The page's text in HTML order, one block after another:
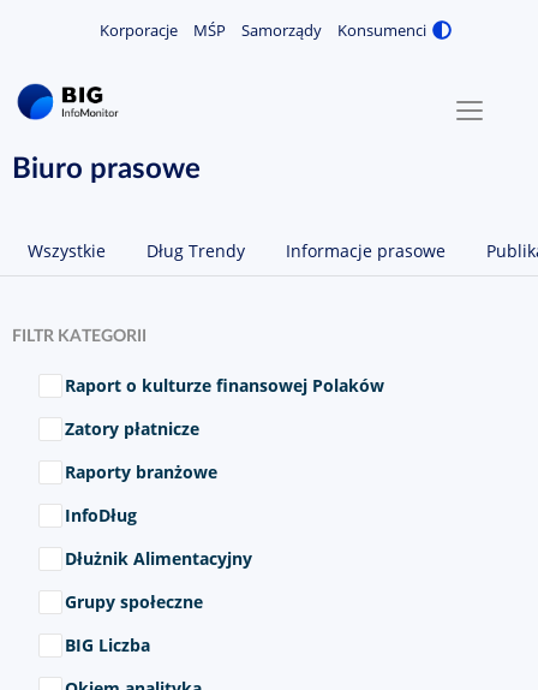
Korporacje MŚP Samorządy Konsumenci
MENU
O NAS
KONTAKT
Biuro prasowe
Wszystkie Dług Trendy Informacje prasowe
FILTR KATEGORII
Wybierz kategorie
Raport o kulturze finansowej Polaków
Zatory płatnicze
Raporty branżowe
InfoDług
Dłużnik Alimentacyjny
Grupy społeczne
BIG Liczba